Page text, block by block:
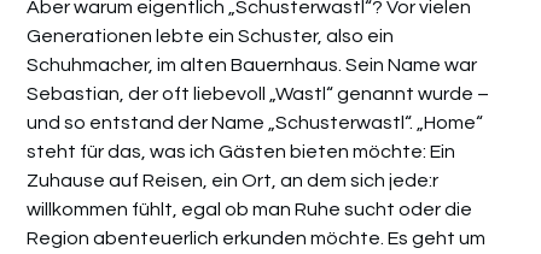
Aber warum eigentlich „Schusterwastl“? Vor vielen
Generationen lebte ein Schuster, also ein
Schuhmacher, im alten Bauernhaus. Sein Name war
Sebastian, der oft liebevoll „Wastl“ genannt wurde –
und so entstand der Name „Schusterwastl“. „Home“
steht für das, was ich Gästen bieten möchte: Ein
Zuhause auf Reisen, ein Ort, an dem sich jede:r
willkommen fühlt, egal ob man Ruhe sucht oder die
Region abenteuerlich erkunden möchte. Es geht um